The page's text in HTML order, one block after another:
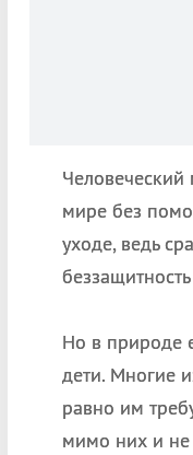
мире без
уходе, ведь
Но в природе
дети. Многие
равно им
мимо них и не